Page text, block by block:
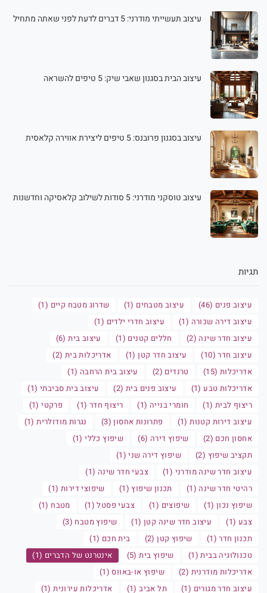
עיצוב תעשייתי מודרני: 5 דברים לדעת לפני שאתה מתחיל
עיצוב הבית בסגנון שאבי שיק: 5 טיפים להשראה
עיצוב בסגנון פרובנס: 5 טיפים ליצירת אווירה קלאסית
עיצוב טוסקני מודרני: 5 סודות לשילוב קלאסיקה וחדשנות
תגיות
עיצוב פנים (46) עיצוב מטבחים (1)
שדרוג מטבח קיים (1)
עיצוב דירה שכורה (1)
עיצוב חדרי ילדים (1)
עיצוב חדר שינה (2)
חללים קטנים (1)
עיצוב בית (6)
עיצוב חדר (10)
עיצוב חדר קטן (1)
אדריכלות בית (2)
אדריכלות (15)
טרנדים (2)
עיצוב בית הרחבה (1)
אדריכלות טבע (1)
עיצוב פנים בית (2)
עיצוב בית סביבתי (1)
ריצוף לבית (1)
חומרי בנייה (1) ריצוף חדר (1)
פרקטי (1)
עיצוב דירות קטנות (1)
פתרונות אחסון (3)
נגרות מודולרית (1)
אחסון חכם (2)
שיפוץ דירה (6)
שיפוץ כללי (1)
תקציב שיפוץ (2)
שיפוץ דירה שני (1)
עיצוב חדר שינה מודרני (1)
צבעי חדר שינה (1)
רהיטי חדר שינה (1)
תכנון שיפוץ (1)
שיפוצי דירות (1)
שיפוץ נכון (1)
שיפוצים (1) צבעי פסטל (1)
מטבח (1)
צבע (1)
עיצוב חדר שינה קטן (1)
שיפוץ מטבח (3)
תכנון חדר (1)
שיפוץ קטן (2)
בית חכם (1)
טכנולוגיה בבית (1)
שיפוץ בית (5)
אינטרנט של הדברים (1)
אדריכלות מודרנית (2)
שיפוץ או-באווס (1)
עיצוב חדר מגורים (1)
תל אביב (1) אדריכלות עירונית (1)